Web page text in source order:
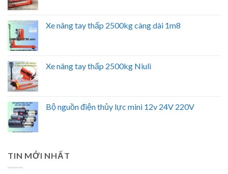
Xe nâng tay thấp 2500kg càng dài 1m8
Xe nâng tay thấp 2500kg Niuli
Bộ nguồn điện thủy lực mini 12v 24V 220V
TIN MỚI NHẤT